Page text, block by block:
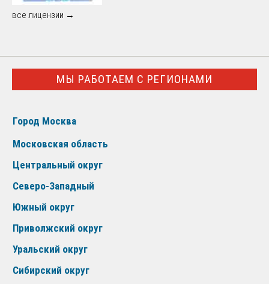
все лицензии →
МЫ РАБОТАЕМ С РЕГИОНАМИ
Город Москва
Московская область
Центральный округ
Северо-Западный
Южный округ
Приволжский округ
Уральский округ
Сибирский округ